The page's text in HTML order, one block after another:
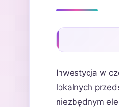
Inwestycja w
lokalnych
niezbędnym